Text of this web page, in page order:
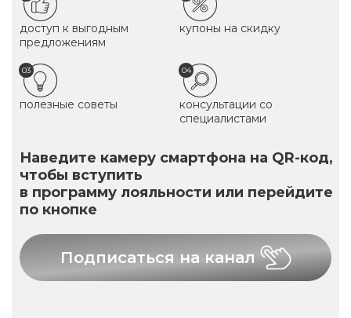
доступ к выгодным
предложениям
купоны на скидку
03
полезные советы
04
консультации со
специалистами
Наведите камеру смартфона на QR-код,
чтобы вступить
в программу лояльности или перейдите
по кнопке
Подписаться на канал